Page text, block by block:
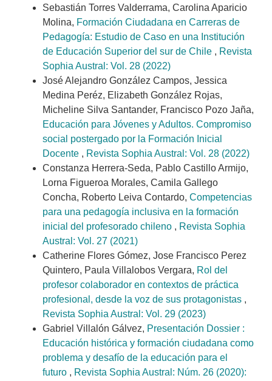
Sebastián Torres Valderrama, Carolina Aparicio
Molina, Formación Ciudadana en Carreras de
Pedagogía: Estudio de Caso en una Institución
de Educación Superior del sur de Chile , Revista
Sophia Austral: Vol. 28 (2022)
José Alejandro González Campos, Jessica
Medina Peréz, Elizabeth González Rojas,
Micheline Silva Santander, Francisco Pozo Jaña,
Educación para Jóvenes y Adultos. Compromiso
social postergado por la Formación Inicial
Docente , Revista Sophia Austral: Vol. 28 (2022)
Constanza Herrera-Seda, Pablo Castillo Armijo,
Lorna Figueroa Morales, Camila Gallego
Concha, Roberto Leiva Contardo, Competencias
para una pedagogía inclusiva en la formación
inicial del profesorado chileno , Revista Sophia
Austral: Vol. 27 (2021)
Catherine Flores Gómez, Jose Francisco Perez
Quintero, Paula Villalobos Vergara, Rol del
profesor colaborador en contextos de práctica
profesional, desde la voz de sus protagonistas ,
Revista Sophia Austral: Vol. 29 (2023)
Gabriel Villalón Gálvez, Presentación Dossier :
Educación histórica y formación ciudadana como
problema y desafío de la educación para el
futuro , Revista Sophia Austral: Núm. 26 (2020):